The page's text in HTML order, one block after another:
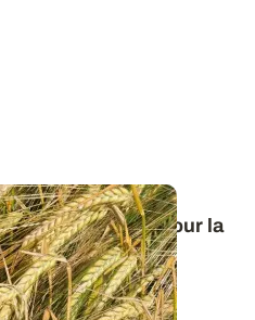
préconisations pour la
de la dernière
pour...